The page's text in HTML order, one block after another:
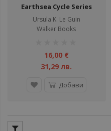
Earthsea Cycle Series
Ursula K. Le Guin
Walker Books
16,00 €
31,29 лв.
Добави